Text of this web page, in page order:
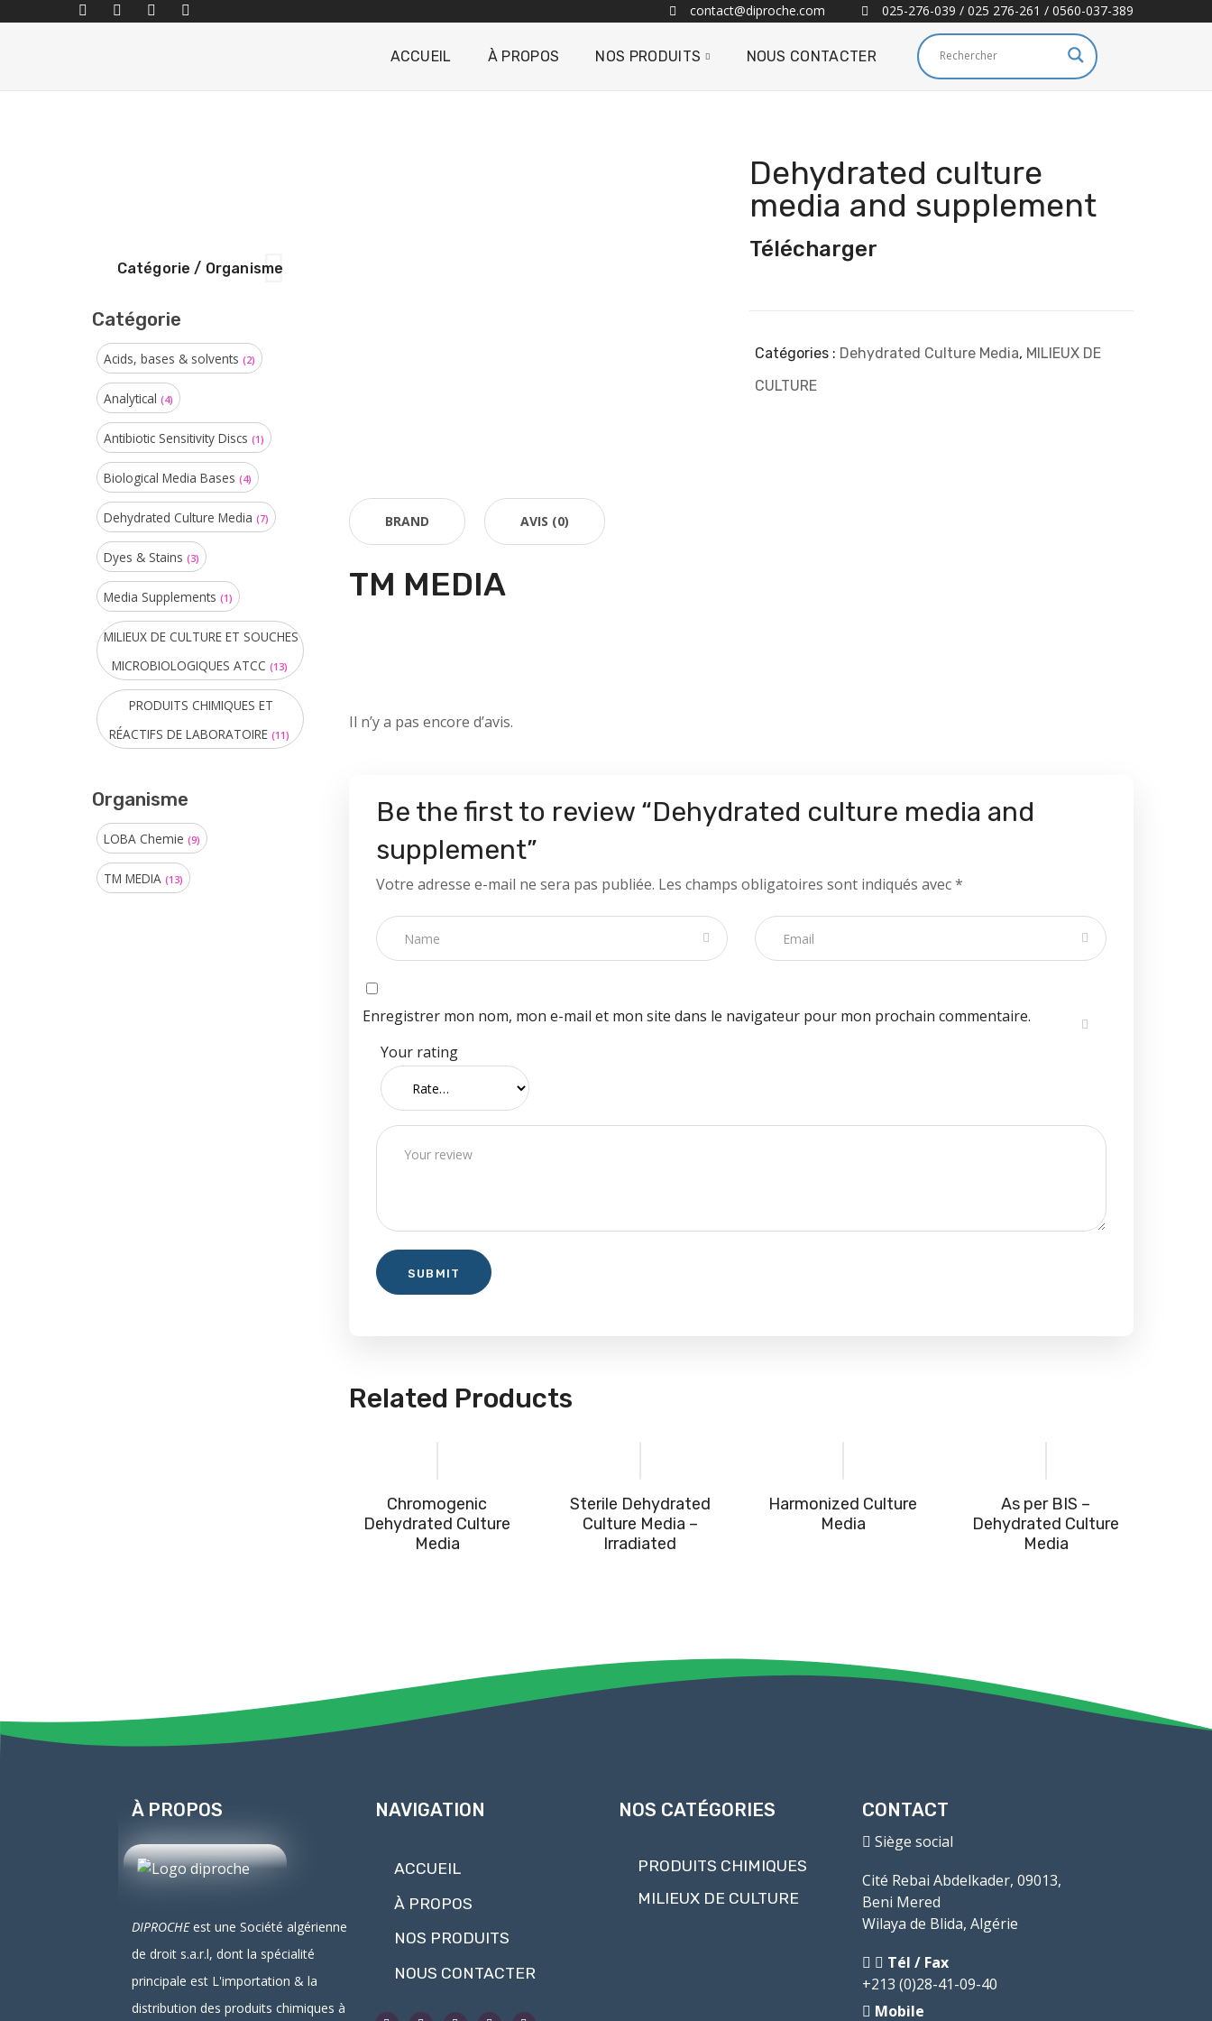
contact@diproche.com 025-276-039 / 025 276-261 / 0560-037-389
ACCUEIL À PROPOS NOS PRODUITS NOUS CONTACTER
Dehydrated culture
media and supplement
Télécharger
Catégories : Dehydrated Culture Media, MILIEUX DE
CULTURE
BRAND AVIS (0)
TM MEDIA
Il n’y a pas encore d’avis.
Be the first to review “Dehydrated culture media and
supplement”
Votre adresse e-mail ne sera pas publiée. Les champs obligatoires sont indiqués avec*
Enregistrer mon nom, mon e-mail et mon site dans le navigateur pour mon prochain commentaire.
Your rating
Related Products
Chromogenic
Dehydrated Culture
Media
Sterile Dehydrated
Culture Media –
Irradiated
Harmonized Culture
Media
As per BIS –
Dehydrated Culture
Media
Catégorie / Organisme
Catégorie
Acids, bases & solvents (2)
Analytical (4)
Antibiotic Sensitivity Discs (1)
Biological Media Bases (4)
Dehydrated Culture Media (7)
Dyes & Stains (3)
Media Supplements (1)
MILIEUX DE CULTURE ET SOUCHES
MICROBIOLOGIQUES ATCC (13)
PRODUITS CHIMIQUES ET
RÉACTIFS DE LABORATOIRE (11)
Organisme
LOBA Chemie (9)
TM MEDIA (13)
À PROPOS
DIPROCHE est une Société algérienne
de droit s.a.r.l, dont la spécialité
principale est L'importation & la
distribution des produits chimiques à
NAVIGATION
ACCUEIL
À PROPOS
NOS PRODUITS
NOUS CONTACTER
NOS CATÉGORIES
PRODUITS CHIMIQUES
MILIEUX DE CULTURE
CONTACT
Siège social
Cité Rebai Abdelkader, 09013,
Beni Mered
Wilaya de Blida, Algérie
Tél / Fax
+213 (0)28-41-09-40
Mobile